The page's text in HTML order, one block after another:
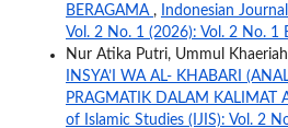
BERAGAMA ,
Indonesian
Vol. 2 No. 1 (2026): Vol. 2 No. 1
Nur Atika Putri, Ummul
INSYA’I WA AL- KHABARI
PRAGMATIK DALAM KALIMAT
of Islamic Studies (IJIS): Vol. 2